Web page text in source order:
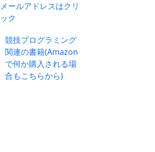
メールアドレスはクリ
ック
競技プログラミング
関連の書籍(Amazon
で何か購入される場
合もこちらから)